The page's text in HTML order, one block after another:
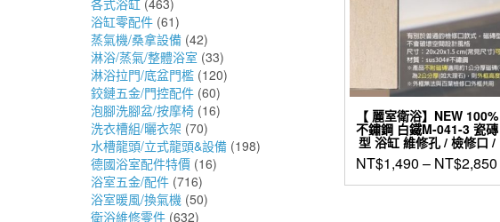
浴缸零配件 (61)
蒸氣機/桑拿設備 (42)
淋浴/蒸氣/整體浴室 (33)
淋浴拉門/底盆門檻 (120)
鉸鏈五金/門控配件 (60)
泡腳洗腳盆/按摩椅 (16)
洗衣槽組/曬衣架 (70)
水槽龍頭/立式龍頭&設備 (198)
德國浴室配件特價 (16)
浴室五金/配件 (716)
浴室暖風/換氣機 (50)
衛浴維修零件 (632)
【 麗室衛浴】NEW 100%
不鏽鋼 白鐵M-041-3 瓷磚
型 浴缸 維修孔 / 檢修口 /
NT$1,490 – NT$2,850
此